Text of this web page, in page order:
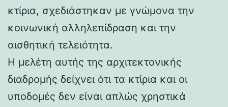
κτίρια, σχεδιάστηκαν με γνώμονα την
κοινωνική αλληλεπίδραση και την
αισθητική τελειότητα.
Η μελέτη αυτής της αρχιτεκτονικής
διαδρομής δείχνει ότι τα κτίρια και οι
υποδομές δεν είναι απλώς χρηστικά